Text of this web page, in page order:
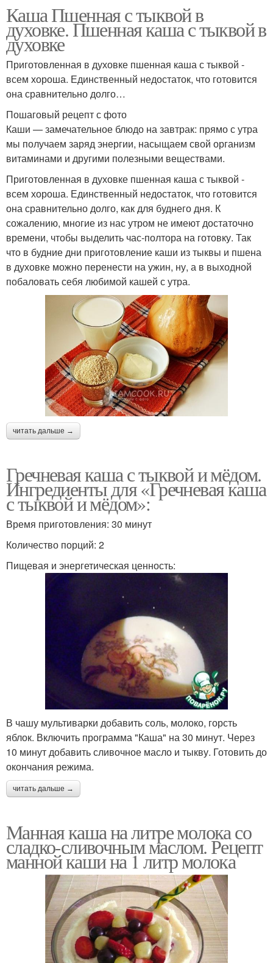
Каша Пшенная с тыквой в
духовке. Пшенная каша с тыквой в
духовке
Приготовленная в духовке пшенная каша с тыквой -
всем хороша. Единственный недостаток, что готовится
она сравнительно долго…
Пошаговый рецепт с фото
Каши — замечательное блюдо на завтрак: прямо с утра
мы получаем заряд энергии, насыщаем свой организм
витаминами и другими полезными веществами.
Приготовленная в духовке пшенная каша с тыквой -
всем хороша. Единственный недостаток, что готовится
она сравнительно долго, как для буднего дня. К
сожалению, многие из нас утром не имеют достаточно
времени, чтобы выделить час-полтора на готовку. Так
что в будние дни приготовление каши из тыквы и пшена
в духовке можно перенести на ужин, ну, а в выходной
побаловать себя любимой кашей с утра.
читать дальше →
Гречневая каша с тыквой и мёдом.
Ингредиенты для «Гречневая каша
с тыквой и мёдом»:
Время приготовления: 30 минут
Количество порций: 2
Пищевая и энергетическая ценность:
В чашу мультиварки добавить соль, молоко, горсть
яблок. Включить программа "Каша" на 30 минут. Через
10 минут добавить сливочное масло и тыкву. Готовить до
окончания режима.
читать дальше →
Манная каша на литре молока со
сладко-сливочным маслом. Рецепт
манной каши на 1 литр молока